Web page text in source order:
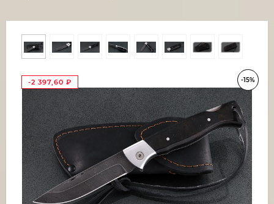
-15%
-2 397,60 ₽